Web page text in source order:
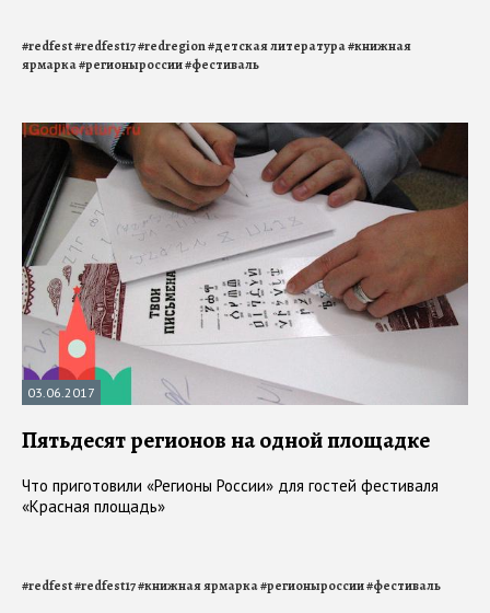
#redfest#redfest17#redregion#детская литература#книжная
ярмарка#регионыроссии#фестиваль
03.06.2017
Пятьдесят регионов на одной площадке
Что приготовили «Регионы России» для гостей фестиваля
«Красная площадь»
#redfest#redfest17#книжная ярмарка#регионыроссии#фестиваль